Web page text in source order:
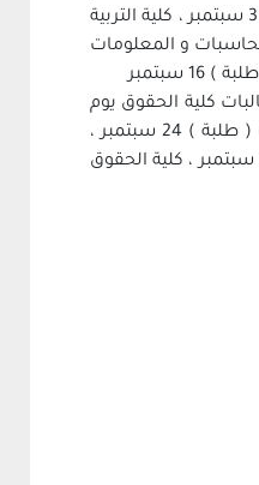
يوم 31 اغسطس وكلية التمريض يوم 1 سبتمبر ، كلية الطب البيطرى والمعهد الفنى الصحى 2 سبتمبر ، كلية العلوم 3 سبتمبر ، كلية التربية
( طفولة ) 10 سبتمبر ، كليتي الزراعة والحاسبات و المعلومات
التجارة ( طالبات ) يوم 17 سبتمبر ، وطلبة يوم 18 سبتمبر وطالبات كلية الحقوق يوم
21 سبتمبر ، وكلية الحقوق ( طلبه ) 22 سبتمبر ، وطالبات كلية الآداب انتساب يوم 23 سبتمبر ، كلية الآداب انتساب ( طلبة ) 24 سبتمبر ،
كلية التجارة انتساب ( طالبات )25 سبتمبر ، تجارة انتساب ( طلبه ) 28 سبتمبر ، وكلية الحقوق انتساب ( طالبات) 29 سبتمبر ، كلية الحقوق